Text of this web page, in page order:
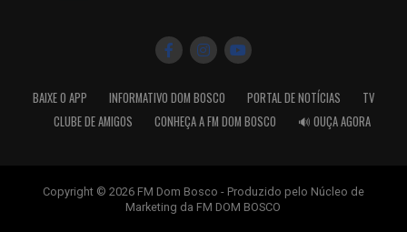
BAIXE O APP INFORMATIVO DOM BOSCO PORTAL DE NOTÍCIAS
TV
CLUBE DE AMIGOS
CONHEÇA A FM DOM BOSCO 🔊 OUÇA AGORA
Copyright © 2026 FM Dom Bosco - Produzido pelo Núcleo de
Marketing da FM DOM BOSCO